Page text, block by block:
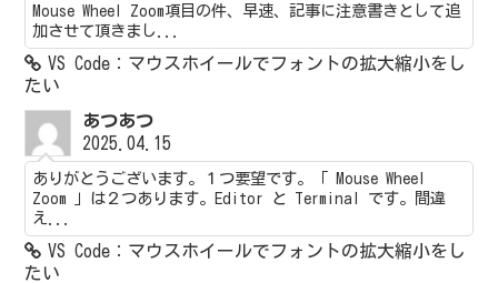
Mouse Wheel Zoom項目の件、早速、記事に注意書きとして追
加させて頂きまし...
VS Code：マウスホイールでフォントの拡大縮小をし
たい
あつあつ
2025.04.15
ありがとうございます。１つ要望です。「 Mouse Wheel
Zoom 」は２つあります。Editor と Terminal です。間違
え...
VS Code：マウスホイールでフォントの拡大縮小をし
たい